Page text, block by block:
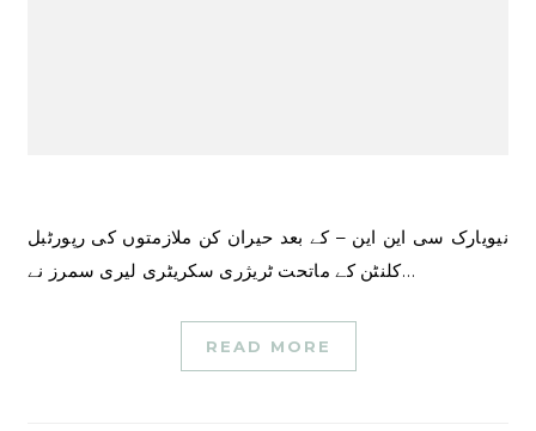
نیویارک سی این این – کے بعد حیران کن ملازمتوں کی رپورٹبل
کلنٹن کے ماتحت ٹریژری سکریٹری لیری سمرز نے…
READ MORE